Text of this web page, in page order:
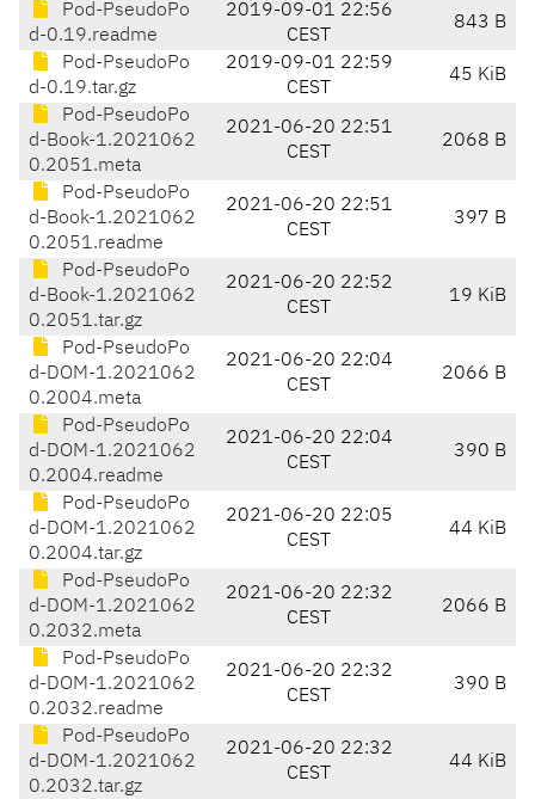
Pod-PseudoPo
d-0.19.readme
2019-09-01 22:56
CEST
843 B
Pod-PseudoPo
d-0.19.tar.gz
2019-09-01 22:59
CEST
45 KiB
Pod-PseudoPo
d-Book-1.2021062
0.2051.meta
2021-06-20 22:51
CEST
2068 B
Pod-PseudoPo
d-Book-1.2021062
0.2051.readme
2021-06-20 22:51
CEST
397 B
Pod-PseudoPo
d-Book-1.2021062
0.2051.tar.gz
2021-06-20 22:52
CEST
19 KiB
Pod-PseudoPo
d-DOM-1.2021062
0.2004.meta
2021-06-20 22:04
CEST
2066 B
Pod-PseudoPo
d-DOM-1.2021062
0.2004.readme
2021-06-20 22:04
CEST
390 B
Pod-PseudoPo
d-DOM-1.2021062
0.2004.tar.gz
2021-06-20 22:05
CEST
44 KiB
Pod-PseudoPo
d-DOM-1.2021062
0.2032.meta
2021-06-20 22:32
CEST
2066 B
Pod-PseudoPo
d-DOM-1.2021062
0.2032.readme
2021-06-20 22:32
CEST
390 B
Pod-PseudoPo
d-DOM-1.2021062
0.2032.tar.gz
2021-06-20 22:32
CEST
44 KiB